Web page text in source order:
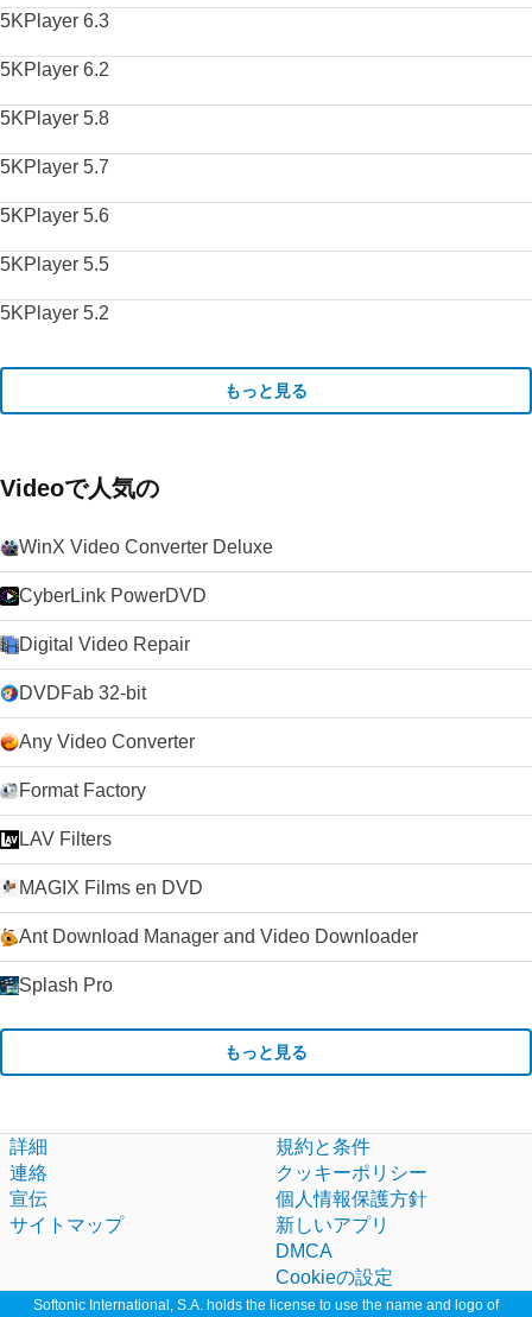
5KPlayer 6.3
5KPlayer 6.2
5KPlayer 5.8
5KPlayer 5.7
5KPlayer 5.6
5KPlayer 5.5
5KPlayer 5.2
もっと見る
Videoで人気の
WinX Video Converter Deluxe
CyberLink PowerDVD
Digital Video Repair
DVDFab 32-bit
Any Video Converter
Format Factory
LAV Filters
MAGIX Films en DVD
Ant Download Manager and Video Downloader
Splash Pro
もっと見る
詳細
連絡
宣伝
サイトマップ
規約と条件
クッキーポリシー
個人情報保護方針
新しいアプリ
DMCA
Cookieの設定
Softonic International, S.A. holds the license to use the name and logo of